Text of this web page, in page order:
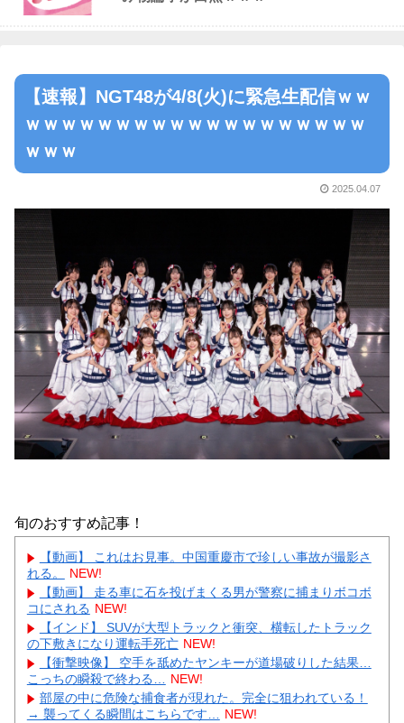
【速報】NGT48が4/8(火)に緊急生配信ｗｗ
ｗｗｗｗｗｗｗｗｗｗｗｗｗｗｗｗｗｗｗ
ｗｗｗ
2025.04.07
旬のおすすめ記事！
【動画】 これはお見事。中国重慶市で珍しい事故が撮影さ
れる。
NEW!
【動画】 走る車に石を投げまくる男が警察に捕まりボコボ
コにされる NEW!
【インド】 SUVが大型トラックと衝突、横転したトラック
の下敷きになり運転手死亡 NEW!
【衝撃映像】 空手を舐めたヤンキーが道場破りした結果…
こっちの瞬殺で終わる…
NEW!
部屋の中に危険な捕食者が現れた。完全に狙われている！
→ 襲ってくる瞬間はこちらです…
NEW!